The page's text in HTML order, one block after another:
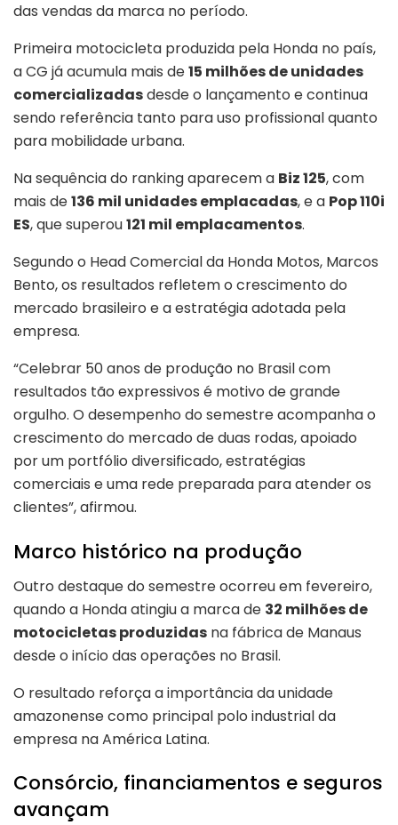
das vendas da marca no período.
Primeira motocicleta produzida pela Honda no país,
a CG já acumula mais de15 milhões de unidades
comercializadasdesde o lançamento e continua
sendo referência tanto para uso profissional quanto
para mobilidade urbana.
Na sequência do ranking aparecem a Biz 125, com
mais de136 mil unidades emplacadas, e a Pop 110i
ES, que superou121 mil emplacamentos.
Segundo o Head Comercial da Honda Motos, Marcos
Bento, os resultados refletem o crescimento do
mercado brasileiro e a estratégia adotada pela
empresa.
“Celebrar 50 anos de produção no Brasil com
resultados tão expressivos é motivo de grande
orgulho. O desempenho do semestre acompanha o
crescimento do mercado de duas rodas, apoiado
por um portfólio diversificado, estratégias
comerciais e uma rede preparada para atender os
clientes”, afirmou.
Marco histórico na produção
Outro destaque do semestre ocorreu em fevereiro,
quando a Honda atingiu a marca de 32 milhões de
motocicletas produzidas na fábrica de Manaus
desde o início das operações no Brasil.
O resultado reforça a importância da unidade
amazonense como principal polo industrial da
empresa na América Latina.
Consórcio, financiamentos e seguros
avançam